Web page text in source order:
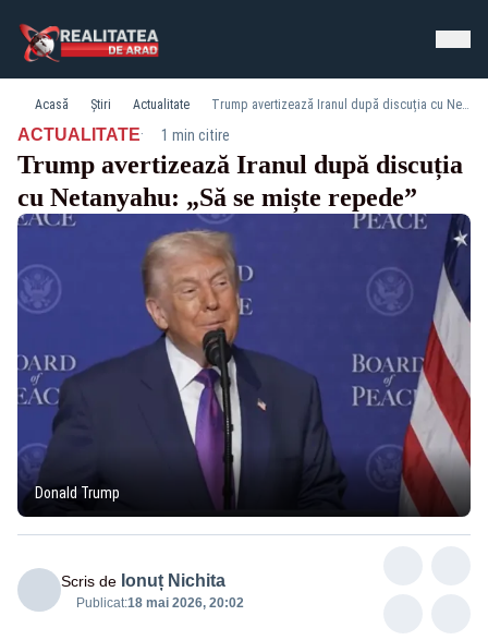
Acasă Știri Actualitate Trump avertizează Iranul după discuția cu Netanyahu: „Să se miște repede”
ACTUALITATE· 1 min citire
Trump avertizează Iranul după discuția
cu Netanyahu: „Să se miște repede”
Donald Trump
Scris de Ionuț Nichita
Publicat:18 mai 2026, 20:02